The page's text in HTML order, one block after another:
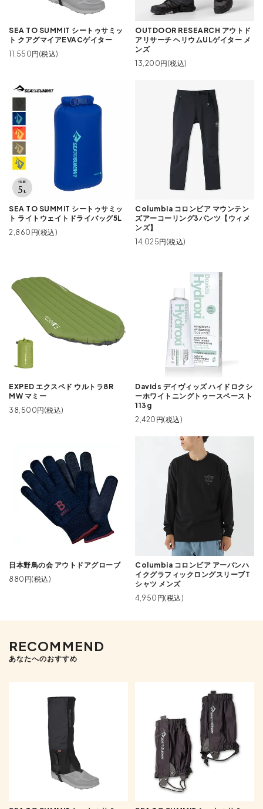
SEA TO SUMMIT シートゥサミッ
ト クアグマイアEVACゲイター
11,550円(税込)
OUTDOOR RESEARCH アウトド
アリサーチ ヘリウムULゲイター メ
ンズ
13,200円(税込)
SEA TO SUMMIT シートゥサミッ
ト ライトウェイトドライバッグ5L
2,860円(税込)
Columbia コロンビア マウンテン
ズアーコーリング3パンツ【ウィメ
ンズ】
14,025円(税込)
EXPED エクスペド ウルトラ8R
MW マミー
38,500円(税込)
Davids デイヴィッズ ハイドロクシ
ーホワイトニングトゥースペースト
113g
2,420円(税込)
日本野鳥の会 アウトドアグローブ
880円(税込)
Columbia コロンビア アーバンハ
イクグラフィックロングスリーブT
シャツ メンズ
4,950円(税込)
RECOMMEND
あなたへのおすすめ